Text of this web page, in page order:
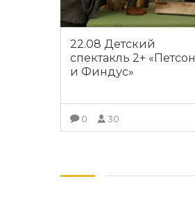
22.08 Детский
спектакль 2+ «Петсон
и Финдус»
0 30